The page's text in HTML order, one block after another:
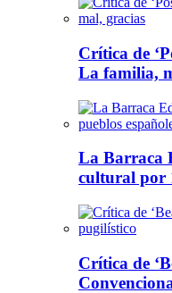
Crítica de
La familia,
La Barraca
cultural por
Crítica de